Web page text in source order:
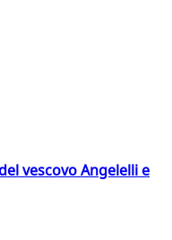
vescovo Angelelli e